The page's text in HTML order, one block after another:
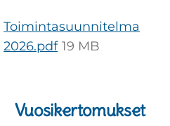
Toimintasuunnitelma
2026.pdf 19 MB
Vuosikertomukset